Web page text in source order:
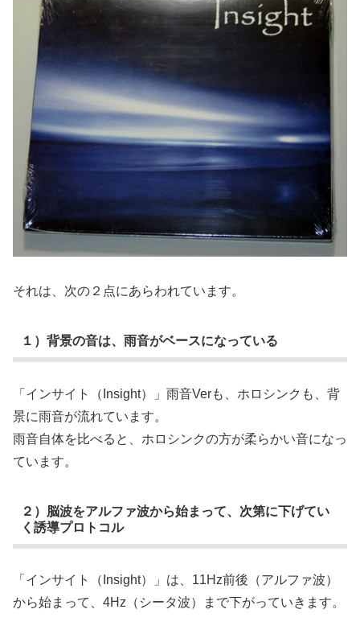
それは、次の２点にあらわれています。
１）背景の音は、雨音がベースになっている
「インサイト（Insight）」雨音Verも、ホロシンクも、背
景に雨音が流れています。
雨音自体を比べると、ホロシンクの方が柔らかい音になっ
ています。
２）脳波をアルファ波から始まって、次第に下げてい
く誘導プロトコル
「インサイト（Insight）」は、11Hz前後（アルファ波）
から始まって、4Hz（シータ波）まで下がっていきます。